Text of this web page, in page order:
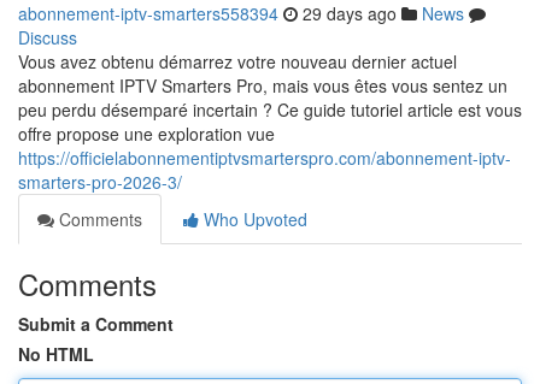
abonnement-iptv-smarters558394 29 days ago
News
Discuss
Vous avez obtenu démarrez votre nouveau dernier actuel
abonnement IPTV Smarters Pro, mais vous êtes vous sentez un
peu perdu désemparé incertain ? Ce guide tutoriel article est vous
offre propose une exploration vue
https://officielabonnementiptvsmarterspro.com/abonnement-iptv-
smarters-pro-2026-3/
Comments
Who Upvoted
Comments
Submit a Comment
No HTML